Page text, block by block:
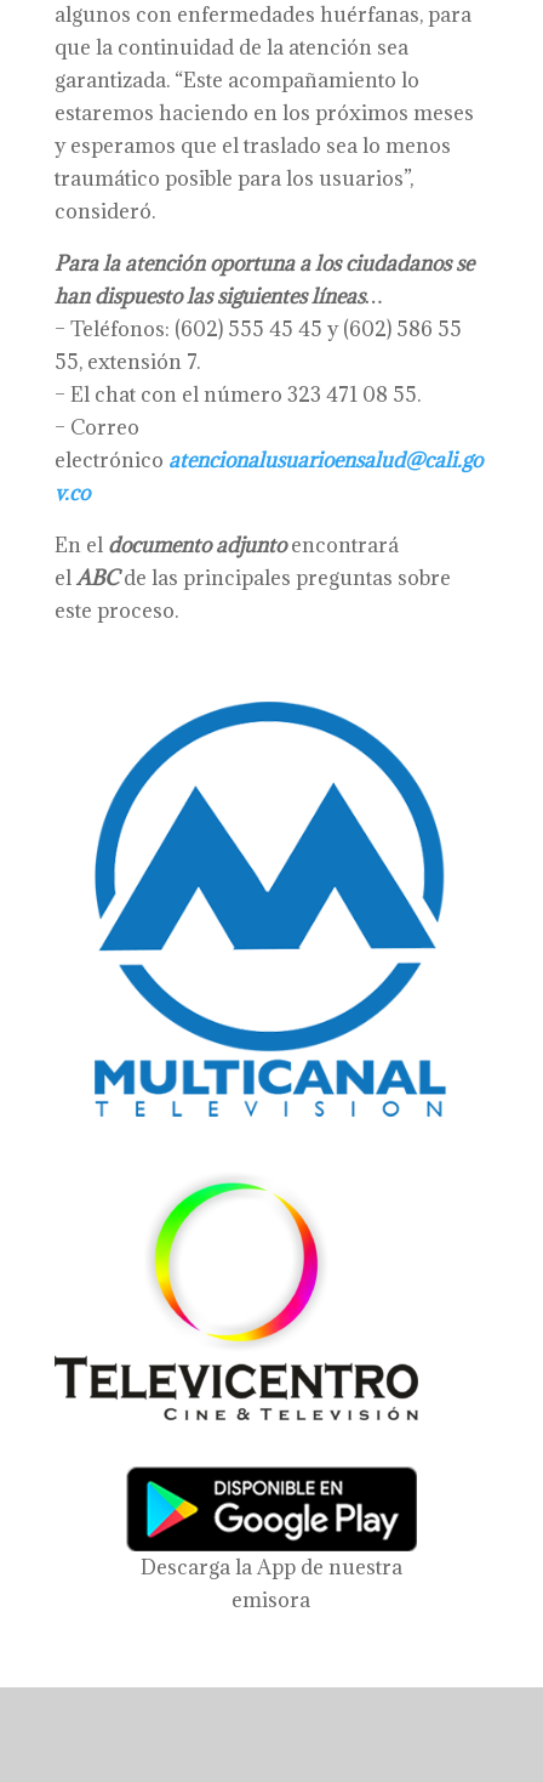
algunos con enfermedades huérfanas, para
que la continuidad de la atención sea
garantizada. “Este acompañamiento lo
estaremos haciendo en los próximos meses
y esperamos que el traslado sea lo menos
traumático posible para los usuarios”,
consideró.
Para la atención oportuna a los ciudadanos se
han dispuesto las siguientes líneas…
– Teléfonos: (602) 555 45 45 y (602) 586 55
55, extensión 7.
– El chat con el número 323 471 08 55.
– Correo
electrónico atencionalusuarioensalud@cali.go
v.co
En el documento adjuntoencontrará
elABCde las principales preguntas sobre
este proceso.
Descarga la App de nuestra
emisora